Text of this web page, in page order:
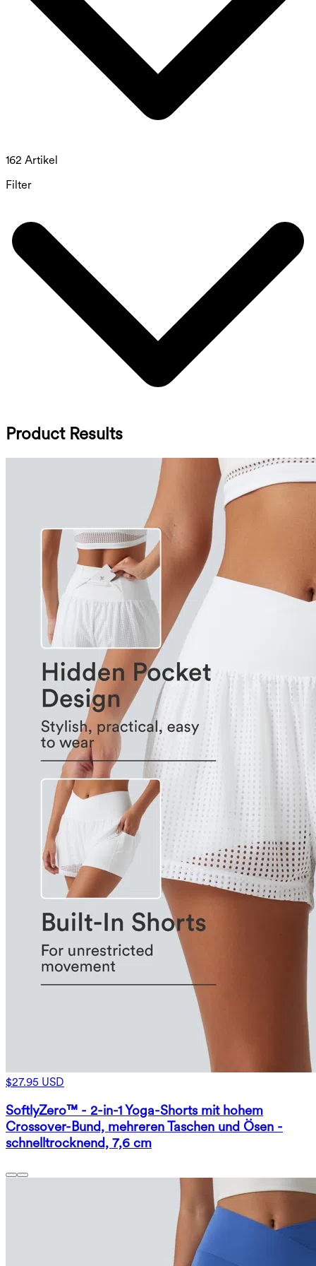
162 Artikel
Filter
Product Results
$27.95 USD
SoftlyZero™ - 2-in-1 Yoga-Shorts mit hohem
Crossover-Bund, mehreren Taschen und Ösen -
schnelltrocknend, 7,6 cm